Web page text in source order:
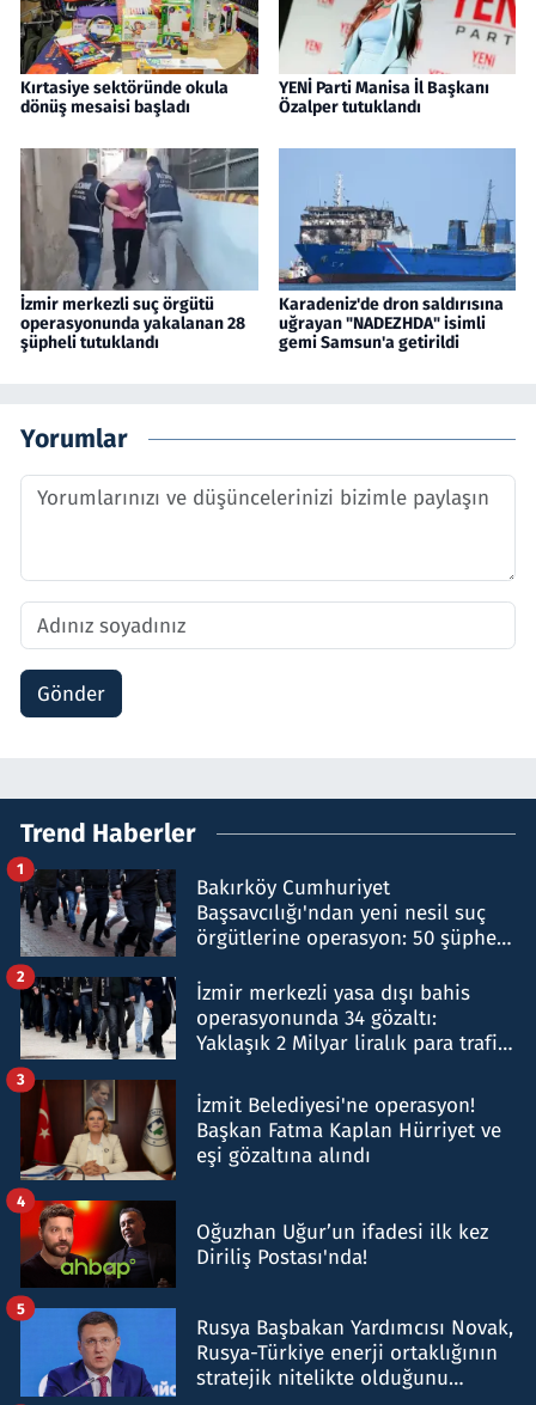
Kırtasiye sektöründe okula
dönüş mesaisi başladı
YENİ Parti Manisa İl Başkanı
Özalper tutuklandı
İzmir merkezli suç örgütü
operasyonunda yakalanan 28
şüpheli tutuklandı
Karadeniz'de dron saldırısına
uğrayan "NADEZHDA" isimli
gemi Samsun'a getirildi
Yorumlar
Gönder
Trend Haberler
Bakırköy Cumhuriyet
Başsavcılığı'ndan yeni nesil suç
örgütlerine operasyon: 50 şüpheli
1
İzmir merkezli yasa dışı bahis
operasyonunda 34 gözaltı:
Yaklaşık 2 Milyar liralık para trafiği
2
İzmit Belediyesi'ne operasyon!
Başkan Fatma Kaplan Hürriyet ve
eşi gözaltına alındı
3
Oğuzhan Uğur’un ifadesi ilk kez
Diriliş Postası'nda!
4
Rusya Başbakan Yardımcısı Novak,
Rusya-Türkiye enerji ortaklığının
stratejik nitelikte olduğunu
5